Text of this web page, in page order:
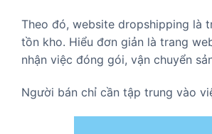
Theo đó, website dropshipping là
tồn kho. Hiểu đơn giản là trang
nhận việc đóng gói, vận chuyển
Người bán chỉ cần tập trung vào